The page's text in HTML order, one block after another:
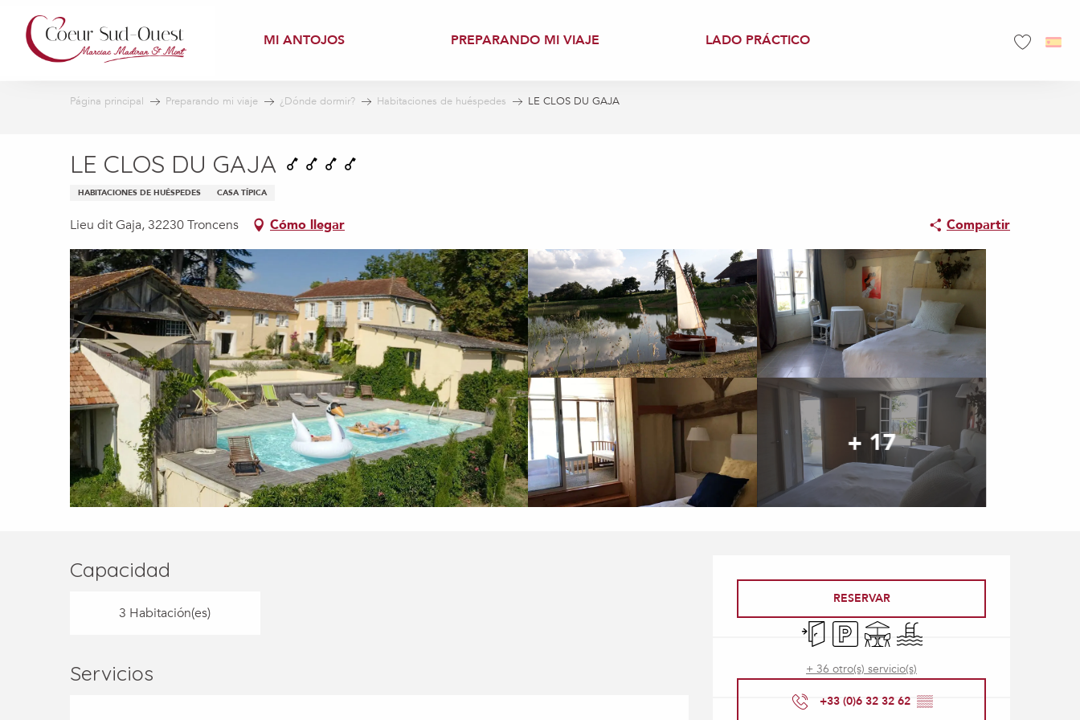
contenu
principal
MI ANTOJOS PREPARANDO MI VIAJE LADO PRÁCTICO
Página principal Preparando mi viaje ¿Dónde dormir? Habitaciones de huéspedes LE CLOS DU GAJA
LE CLOS DU GAJA
HABITACIONES DE HUÉSPEDES CASA TÍPICA
Lieu dit Gaja, 32230 Troncens Cómo llegar Compartir
+ 17
Horarios y datos de
RESERVAR
Entrada independiente
Aparcamiento
Terraza Piscina
+ 36 otro(s) servicio(s)
+33 (0)6 32 32 62 ▒▒
Capacidad
3 Habitación(es)
Servicios